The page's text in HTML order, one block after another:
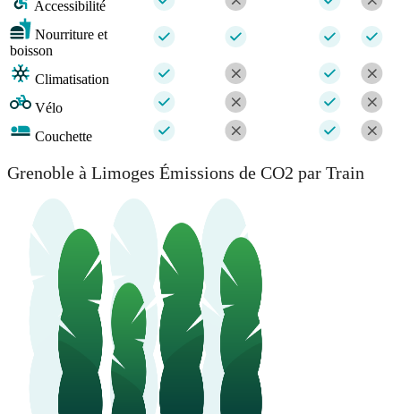
Accessibilité
Nourriture et
boisson
Climatisation
Vélo
Couchette
Grenoble à Limoges Émissions de CO2 par Train